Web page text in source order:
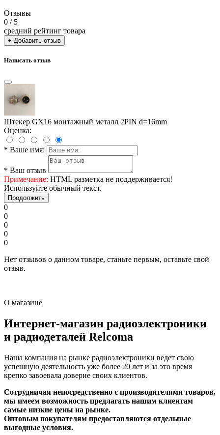
Отзывы
0 / 5
средний рейтинг товара
+ Добавить отзыв
Написать отзыв
Штекер GX16 монтажный металл 2PIN d=16mm
Оценка:
* Ваше имя:
* Ваш отзыв
Примечание: HTML разметка не поддерживается!
Используйте обычный текст.
Продолжить
0
0
0
0
0
Нет отзывов о данном товаре, станьте первым, оставьте свой
отзыв.
О магазине
Интернет-магазин радиоэлектроники
и радиодеталей Relcoma
Наша компания на рынке радиоэлектроники ведет свою
успешную деятельность уже более 20 лет и за это время
крепко завоевала доверие своих клиентов.
Сотрудничая непосредственно с производителями товаров,
мы имеем возможность предлагать нашим клиентам
самые низкие цены на рынке.
Оптовым покупателям предоставляются отдельные
выгодные условия.